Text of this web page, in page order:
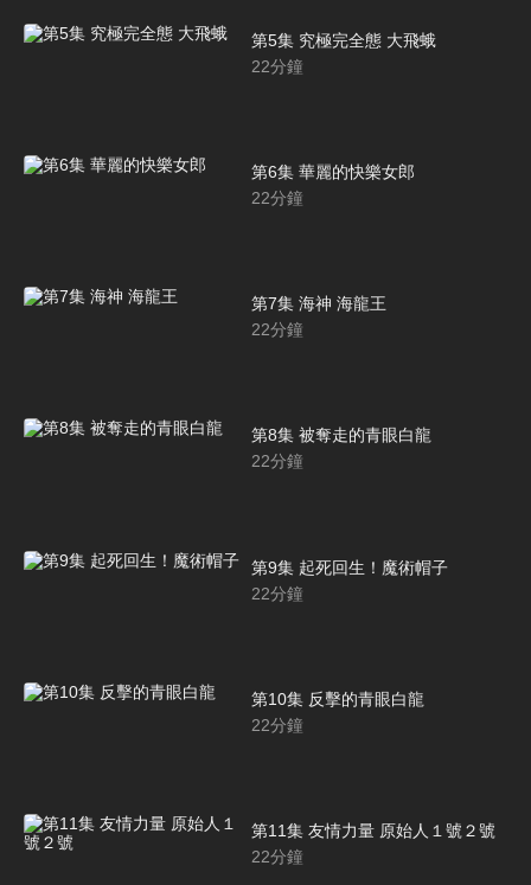
第5集 究極完全態 大飛蛾
22分鐘
第6集 華麗的快樂女郎
22分鐘
第7集 海神 海龍王
22分鐘
第8集 被奪走的青眼白龍
22分鐘
第9集 起死回生！魔術帽子
22分鐘
第10集 反擊的青眼白龍
22分鐘
第11集 友情力量 原始人１號２號
22分鐘